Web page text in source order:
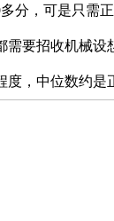
分，可是只需
需要招收机械
，中位数约是